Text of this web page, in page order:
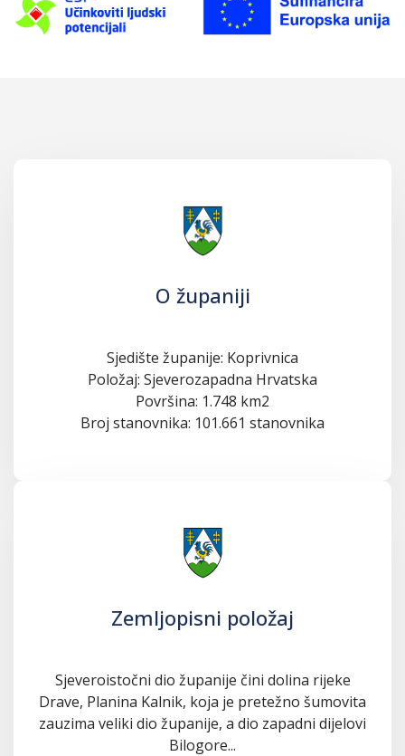
O županiji
Sjedište županije: Koprivnica
Položaj: Sjeverozapadna Hrvatska
Površina: 1.748 km2
Broj stanovnika: 101.661 stanovnika
Zemljopisni položaj
Sjeveroistočni dio županije čini dolina rijeke
Drave, Planina Kalnik, koja je pretežno šumovita
zauzima veliki dio županije, a dio zapadni dijelovi
Bilogore...